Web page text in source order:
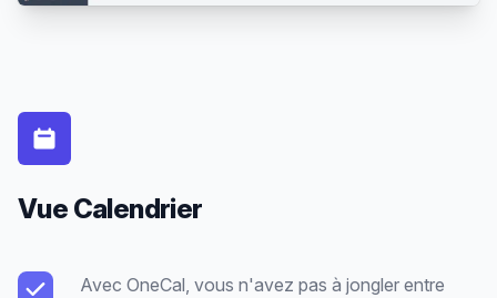
Vue Calendrier
Avec OneCal, vous n'avez pas à jongler entre